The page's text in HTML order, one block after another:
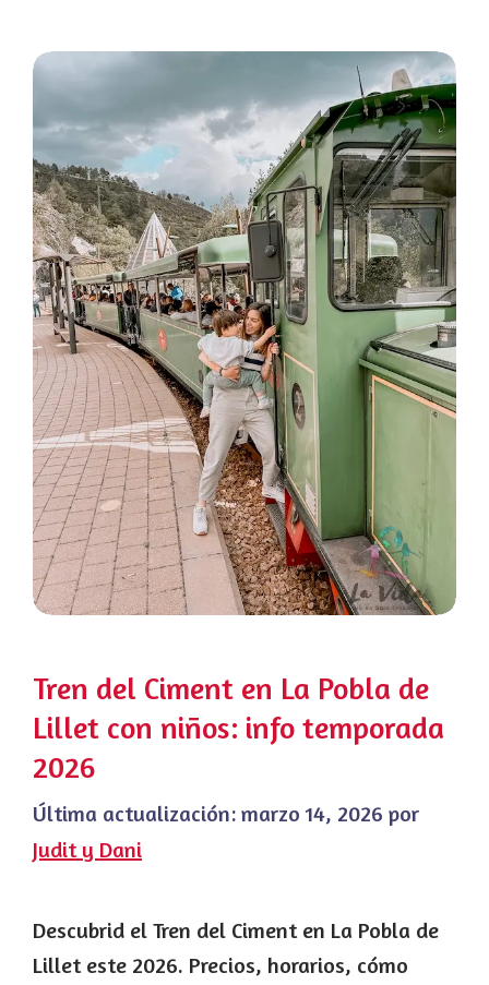
Tren del Ciment en La Pobla de
Lillet con niños: info temporada
2026
Última actualización: marzo 14, 2026 por
Judit y Dani
Descubrid el Tren del Ciment en La Pobla de
Lillet este 2026. Precios, horarios, cómo